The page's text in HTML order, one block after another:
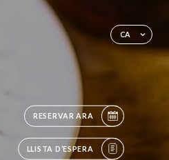
CA
RESERVAR ARA
LLISTA D’ESPERA